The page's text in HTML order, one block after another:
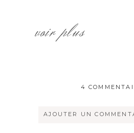
voir plus
4
AJOUTER UN